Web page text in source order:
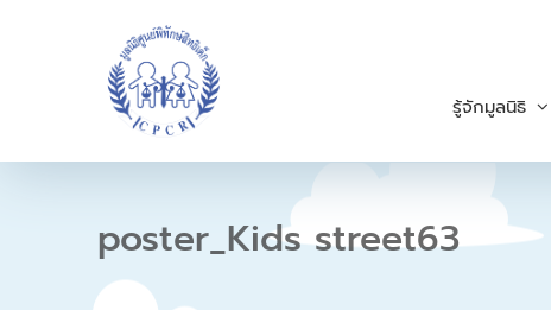
c
รู้จักมูลนิธิ
poster_Kids street63